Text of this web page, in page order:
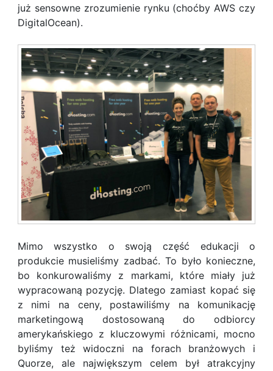
już sensowne zrozumienie rynku (choćby AWS czy
DigitalOcean).
Mimo wszystko o swoją część edukacji o
produkcie musieliśmy zadbać. To było konieczne,
bo konkurowaliśmy z markami, które miały już
wypracowaną pozycję. Dlatego zamiast kopać się
z nimi na ceny, postawiliśmy na komunikację
marketingową dostosowaną do odbiorcy
amerykańskiego z kluczowymi różnicami, mocno
byliśmy też widoczni na forach branżowych i
Quorze, ale największym celem był atrakcyjny